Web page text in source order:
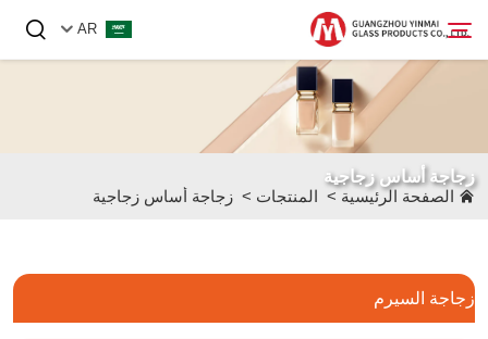
AR
الصفحة الرئيسية
المنتجات
الأخبار
زجاجة أساس زجاجية
الصفحة الرئيسية > المنتجات > زجاجة أساس زجاجية
زجاجة السيرم